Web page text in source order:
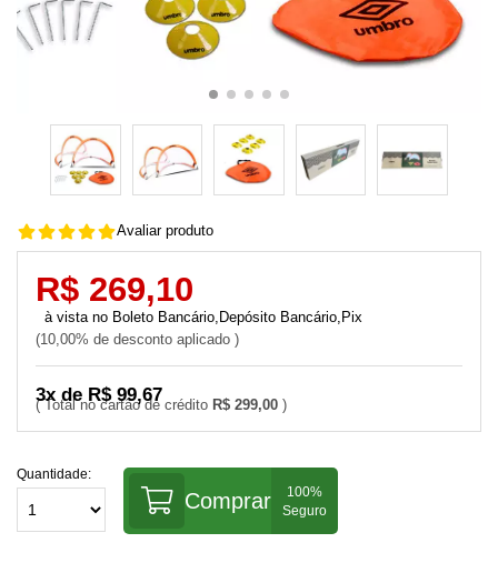
Avaliar produto
R$ 299,00
3x de R$ 99,67
R$ 269,10
10,00% de desconto aplicado
Boleto Bancário,Depósito Bancário,Pix
Quantidade:
Comprar